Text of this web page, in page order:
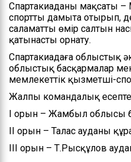
Спартакиаданың мақсаты
спортты дамыта отырып,
саламатты өмiр салтын
қатынасты орнату.
Спартакиадаға облыстық
облыстық басқармалар
мемлекеттік қызметші-
Жалпы командалық
І орын – Жамбыл облысы
ІІ орын – Талас ауданы
ІІІ орын – Т.Рысқұлов